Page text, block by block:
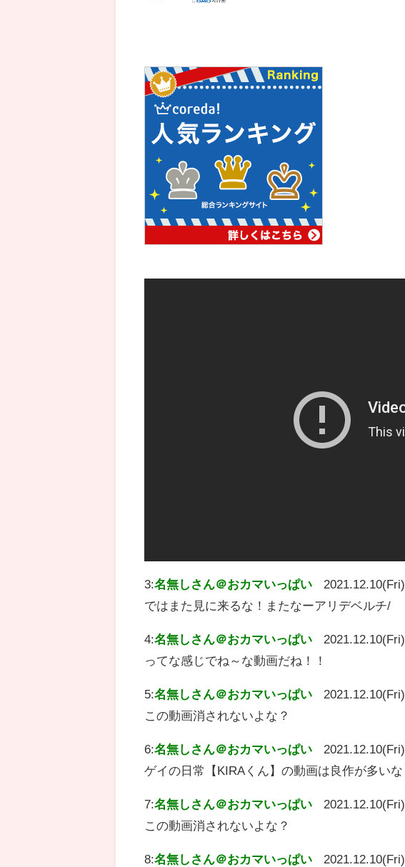
3:名無しさん＠おカマいっぱい
2021.12.10(Fri)
ではまた見に来るな！またなーアリデベルチ/
4:名無しさん＠おカマいっぱい
2021.12.10(Fri)
ってな感じでね～な動画だね！！
5:名無しさん＠おカマいっぱい
2021.12.10(Fri)
この動画消されないよな？
6:名無しさん＠おカマいっぱい
2021.12.10(Fri)
ゲイの日常【KIRAくん】の動画は良作が多いな
7:名無しさん＠おカマいっぱい
2021.12.10(Fri)
この動画消されないよな？
8:名無しさん＠おカマいっぱい 2021.12.10(Fri)